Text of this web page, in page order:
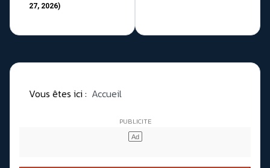
27, 2026)
Vous êtes ici : Accueil